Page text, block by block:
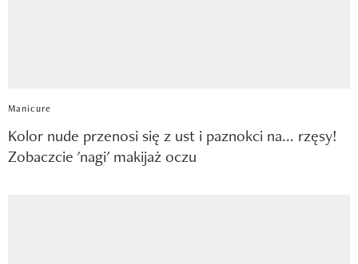
Manicure
Kolor nude przenosi się z ust i paznokci na... rzęsy!
Zobaczcie 'nagi' makijaż oczu